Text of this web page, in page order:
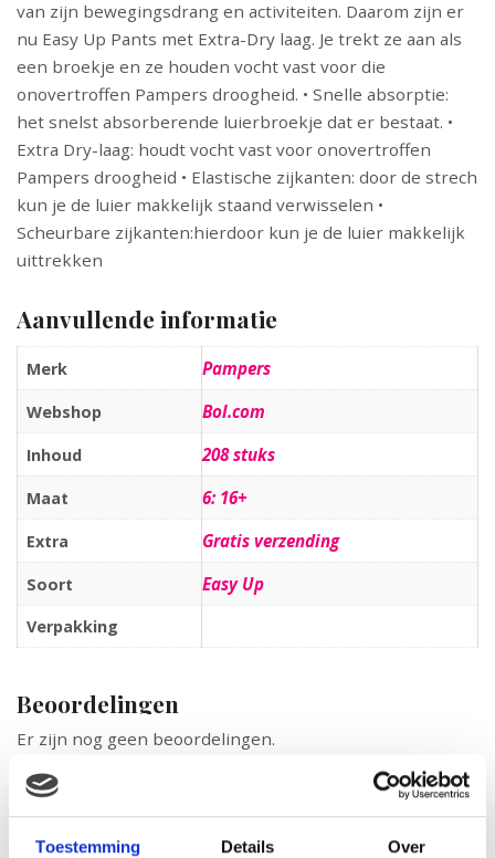
Toestemming Details Over
van zijn bewegingsdrang en activiteiten. Daarom zijn er
nu Easy Up Pants met Extra-Dry laag. Je trekt ze aan als
een broekje en ze houden vocht vast voor die
onovertroffen Pampers droogheid. • Snelle absorptie:
het snelst absorberende luierbroekje dat er bestaat. •
Extra Dry-laag: houdt vocht vast voor onovertroffen
Pampers droogheid • Elastische zijkanten: door de strech
kun je de luier makkelijk staand verwisselen •
Scheurbare zijkanten:hierdoor kun je de luier makkelijk
uittrekken
Aanvullende informatie
Merk Pampers
Webshop Bol.com
Inhoud 208 stuks
Maat 6: 16+
Extra Gratis verzending
Soort Easy Up
Verpakking
Beoordelingen
Er zijn nog geen beoordelingen.
Wees de eerste om “Pampers Baby luier Easy Up maat 6
– 208 stuks” te beoordelen
gemarkeerd met